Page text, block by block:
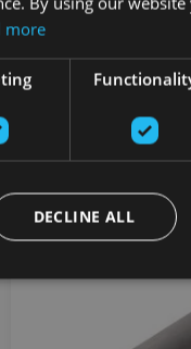
От 5.90€
more
DECLINE ALL